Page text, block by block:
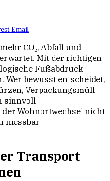
Email
CO₂, Abfall und
Mit der richtigen
Fußabdruck
Wer bewusst entscheidet,
Verpackungsmüll
sinnvoll
Wohnortwechsel nicht
messbar
Transport